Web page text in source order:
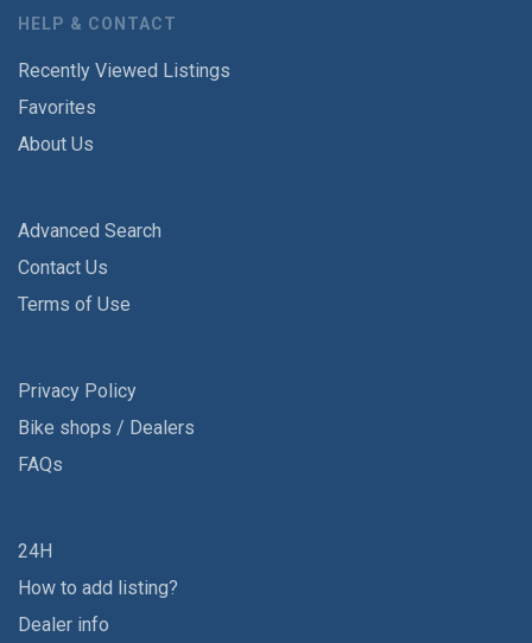
HELP & CONTACT
Recently Viewed Listings
Favorites
About Us
Advanced Search
Contact Us
Terms of Use
Privacy Policy
Bike shops / Dealers
FAQs
24H
How to add listing?
Dealer info